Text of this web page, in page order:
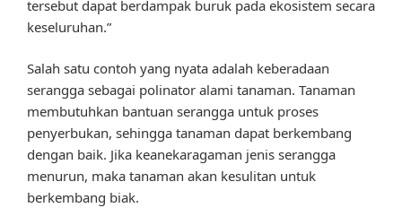
tersebut dapat berdampak buruk pada ekosistem secara
keseluruhan.”
Salah satu contoh yang nyata adalah keberadaan
serangga sebagai polinator alami tanaman. Tanaman
membutuhkan bantuan serangga untuk proses
penyerbukan, sehingga tanaman dapat berkembang
dengan baik. Jika keanekaragaman jenis serangga
menurun, maka tanaman akan kesulitan untuk
berkembang biak.